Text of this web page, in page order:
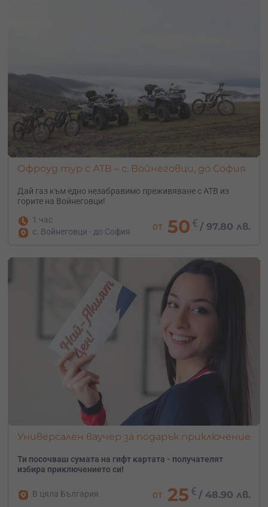
Трябва ли ми опит, за да управлявам АТВ?
Никакъв опит не е нужен АТВ-та се управляват
изключително лесно, и ще се научите да карате за
няколко минути.
Офроуд тур с АТВ – с. Войнеговци, до София
Дай газ към едно незабравимо преживяване с АТВ из
горите на Войнеговци!
1 час
с. Войнеговци - до София
от 50 € /97.80 лв.
Универсален ваучер за подарък приключение
Ти посочваш сумата на гифт картата - получателят
избира приключението си!
В цяла България от 25 € / 48.90 лв.